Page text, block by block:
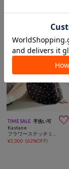
TIME SALE 手洗い可 
Kastane
¥3,300 (62%OFF)